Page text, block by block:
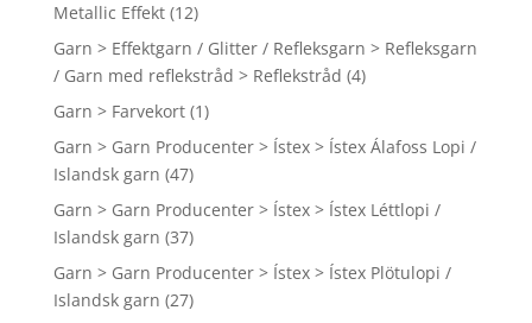
Metallic Effekt (12)
Garn > Effektgarn / Glitter / Refleksgarn > Refleksgarn
/ Garn med reflekstråd > Reflekstråd (4)
Garn > Farvekort (1)
Garn > Garn Producenter > Ístex > Ístex Álafoss Lopi /
Islandsk garn (47)
Garn > Garn Producenter > Ístex > Ístex Léttlopi /
Islandsk garn (37)
Garn > Garn Producenter > Ístex > Ístex Plötulopi /
Islandsk garn (27)